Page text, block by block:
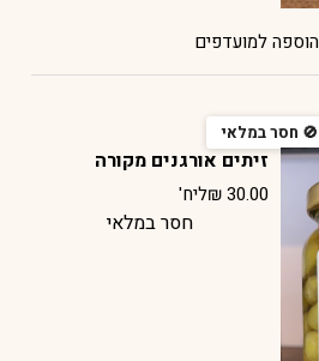
הוספה למועדפים
זיתים אורגנים מקורה
₪30.00 ליח'